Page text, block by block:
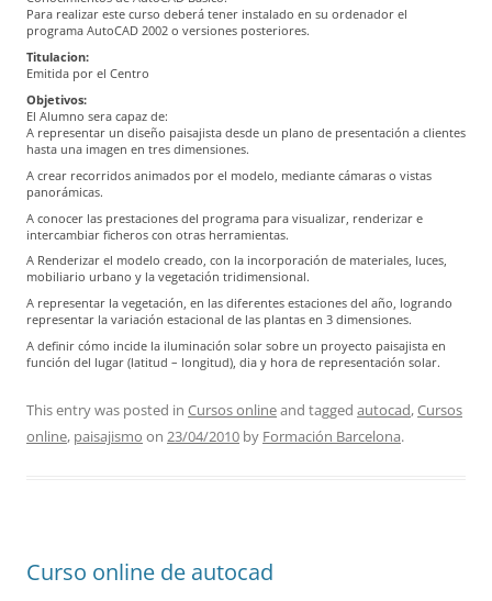
Para realizar este curso deberá tener instalado en su ordenador el
programa AutoCAD 2002 o versiones posteriores.
Titulacion:
Emitida por el Centro
Objetivos:
El Alumno sera capaz de:
A representar un diseño paisajista desde un plano de presentación a clientes
hasta una imagen en tres dimensiones.
A crear recorridos animados por el modelo, mediante cámaras o vistas
panorámicas.
A conocer las prestaciones del programa para visualizar, renderizar e
intercambiar ficheros con otras herramientas.
A Renderizar el modelo creado, con la incorporación de materiales, luces,
mobiliario urbano y la vegetación tridimensional.
A representar la vegetación, en las diferentes estaciones del año, logrando
representar la variación estacional de las plantas en 3 dimensiones.
A definir cómo incide la iluminación solar sobre un proyecto paisajista en
función del lugar (latitud – longitud), dia y hora de representación solar.
This entry was posted in Cursos onlineand tagged autocad,Cursos
online, paisajismo on 23/04/2010 by Formación Barcelona.
Curso online de autocad